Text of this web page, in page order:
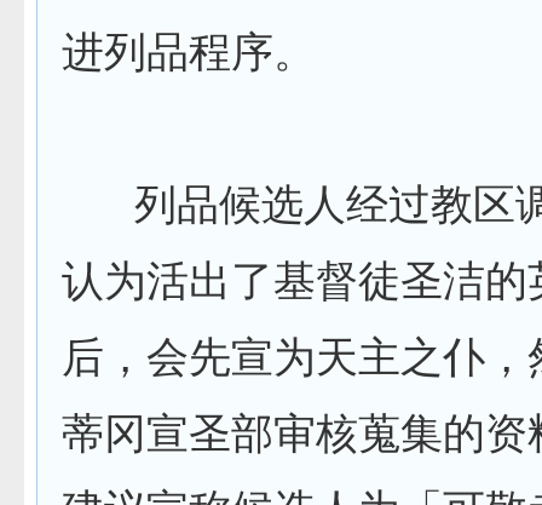
进列品程序。
列品候选人经过教区
认为活出了基督徒圣洁的
后，会先宣为天主之仆
蒂冈宣圣部审核蒐集的资